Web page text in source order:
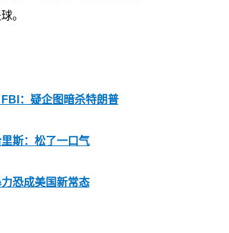
。
：疑企图暗杀特朗普
斯：松了一口气
恐成美国新常态